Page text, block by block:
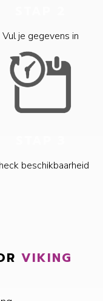
Vul je gegevens in
beschikbaarheid
VIKING